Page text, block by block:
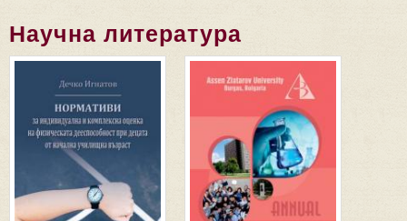
Научна литература
Страници